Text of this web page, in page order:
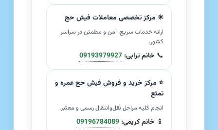
✳️ مرکز تخصصی معاملات فیش حج
ارائه خدمات سریع، امن و مطمئن در سراسر
کشور.
📞 خانم ترابی: 09193979927
⭐ مرکز خرید و فروش فیش حج عمره و
تمتع
انجام کلیه مراحل نقل‌وانتقال رسمی و معتبر.
📱 خانم کریمی: 09196784089